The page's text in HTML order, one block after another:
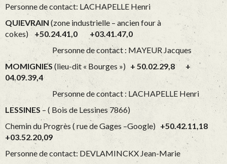
Personne de contact: LACHAPELLE Henri
QUIEVRAIN (zone industrielle – ancien four à
cokes) +50.24.41,0 +03.41.47,0
Personne de contact : MAYEUR Jacques
MOMIGNIES(lieu-dit « Bourges ») + 50.02.29,8 +
04.09.39,4
Personne de contact : LACHAPELLE Henri
LESSINES – ( Bois de Lessines 7866)
Chemin du Progrès ( rue de Gages –Google) +50.42.11,18
+03.52.20,09
Personne de contact: DEVLAMINCKX Jean-Marie